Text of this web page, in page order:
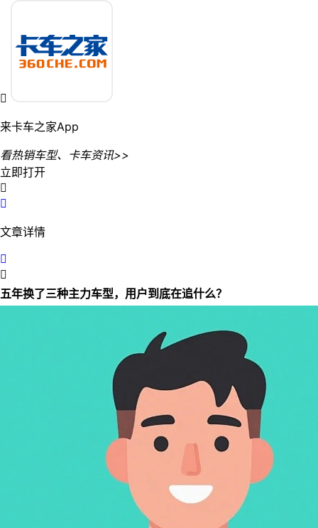

来卡车之家App
看热销车型、卡车资讯>>
立即打开


文章详情


五年换了三种主力车型，用户到底在追什么？